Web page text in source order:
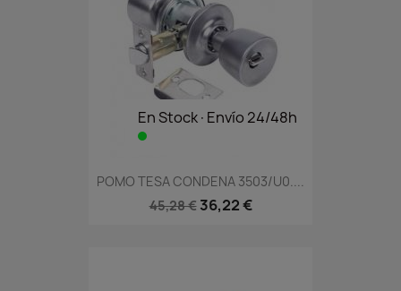
En Stock·Envío 24/48h
POMO TESA CONDENA 3503/U0....
45,28 € 36,22 €